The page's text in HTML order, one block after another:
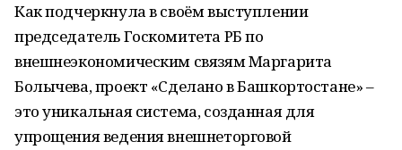
Как подчеркнула в своём выступлении
председатель Госкомитета РБ по
внешнеэкономическим связям Маргарита
Болычева, проект «Сделано в Башкортостане» –
это уникальная система, созданная для
упрощения ведения внешнеторговой